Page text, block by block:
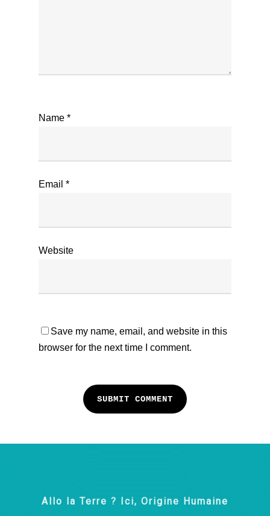
Name *
Email *
Website
Save my name, email, and website in this
browser for the next time I comment.
Allo la Terre ? Ici, Origine Humaine